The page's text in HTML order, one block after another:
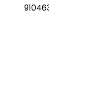
910463-68-2